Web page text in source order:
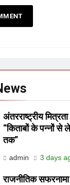
अंतरराष्ट्रीय
“किताबों के पन्नों से
तक”
admin 3 days
राजनीतिक